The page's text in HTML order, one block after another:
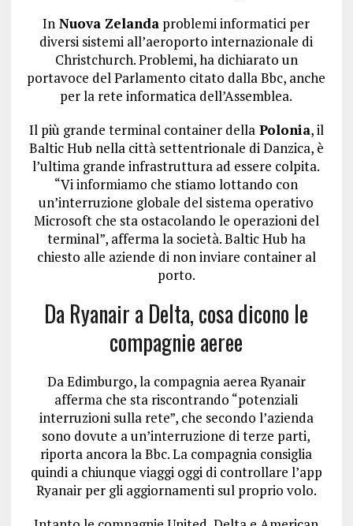
In Nuova Zelanda problemi informatici per
diversi sistemi all’aeroporto internazionale di
Christchurch. Problemi, ha dichiarato un
portavoce del Parlamento citato dalla Bbc, anche
per la rete informatica dell’Assemblea.
Il più grande terminal container dellaPolonia, il
Baltic Hub nella città settentrionale di Danzica, è
l’ultima grande infrastruttura ad essere colpita.
“Vi informiamo che stiamo lottando con
un’interruzione globale del sistema operativo
Microsoft che sta ostacolando le operazioni del
terminal”, afferma la società. Baltic Hub ha
chiesto alle aziende di non inviare container al
porto.
Da Ryanair a Delta, cosa dicono le
compagnie aeree
Da Edimburgo, la compagnia aerea Ryanair
afferma che sta riscontrando “potenziali
interruzioni sulla rete”, che secondo l’azienda
sono dovute a un’interruzione di terze parti,
riporta ancora la Bbc. La compagnia consiglia
quindi a chiunque viaggi oggi di controllare l’app
Ryanair per gli aggiornamenti sul proprio volo.